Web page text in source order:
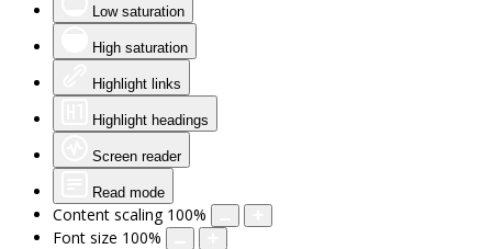
Low saturation
High saturation
Highlight links
Highlight headings
Screen reader
Read mode
Content scaling 100%
Font size 100%